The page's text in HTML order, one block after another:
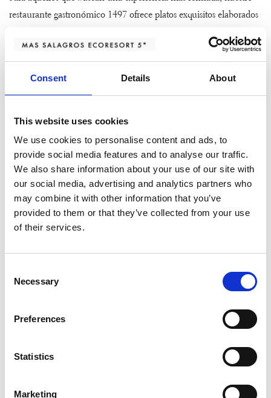
Consent Details About
This website uses cookies
We use cookies to personalise content and ads, to
provide social media features and to analyse our traffic.
We also share information about your use of our site with
our social media, advertising and analytics partners who
may combine it with other information that you’ve
provided to them or that they’ve collected from your use
of their services.
Selection
Necessary
Preferences
Statistics
Marketing
restaurante gastronómico 1497 ofrece platos exquisitos elaborados
menú también para veganos. Y si tu pasión es el vino, en nuestro
una copa mientras contemplas las vistas impresionantes del
Relajación y bienestar en el AIRE
Ancient Baths Vallromanes
Para completar tu experiencia de relajación y bienestar, tendrás
acceso exclusivo al circuito de aguas y masajes en el AIRE
Ancient Baths Vallromanes
aguas
rejuvenecedoras
renovación total.
Actividades y excursiones que harán
Además de las comodidades de nuestro EcoResort, también
amplia gama de actividades y excursionespara
que puedas disfrutar al máximo de tu estancia. Desde
rutas